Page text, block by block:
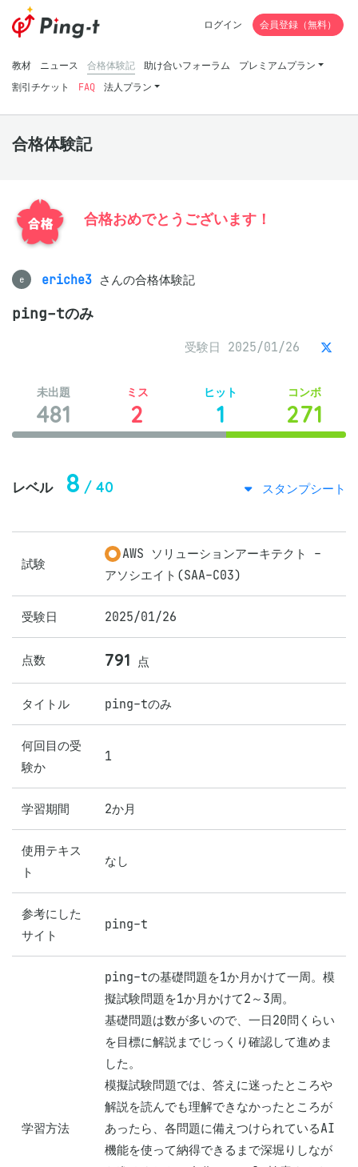
教材 ニュース 合格体験記 助け合いフォーラム
プレミアムプラン
割引チケット
FAQ 法人プラン
ログイン 会員登録（無料）
合格体験記
合格おめでとうございます！
e eriche3 さんの合格体験記
ping-tのみ
受験日 2025/01/26
未出題
481
ミス
2
ヒット
1
コンボ
271
レベル 8 / 40 スタンプシート
試験
AWS ソリューションアーキテクト -
アソシエイト(SAA-C03)
受験日 2025/01/26
点数 791 点
タイトル ping-tのみ
何回目の受
験か
1
学習期間 2か月
使用テキス
ト
なし
参考にした
サイト
ping-t
学習方法
ping-tの基礎問題を1か月かけて一周。模
擬試験問題を1か月かけて2～3周。
基礎問題は数が多いので、一日20問くらい
を目標に解説までじっくり確認して進めま
した。
模擬試験問題では、答えに迷ったところや
解説を読んでも理解できなかったところが
あったら、各問題に備えつけられているAI
機能を使って納得できるまで深堀りしなが